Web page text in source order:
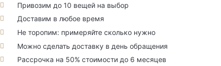
Привозим до 10 вещей на выбор
Доставим в любое время
Не торопим: примеряйте сколько нужно
Можно сделать доставку в день обращения
Рассрочка на 50% стоимости до 6 месяцев